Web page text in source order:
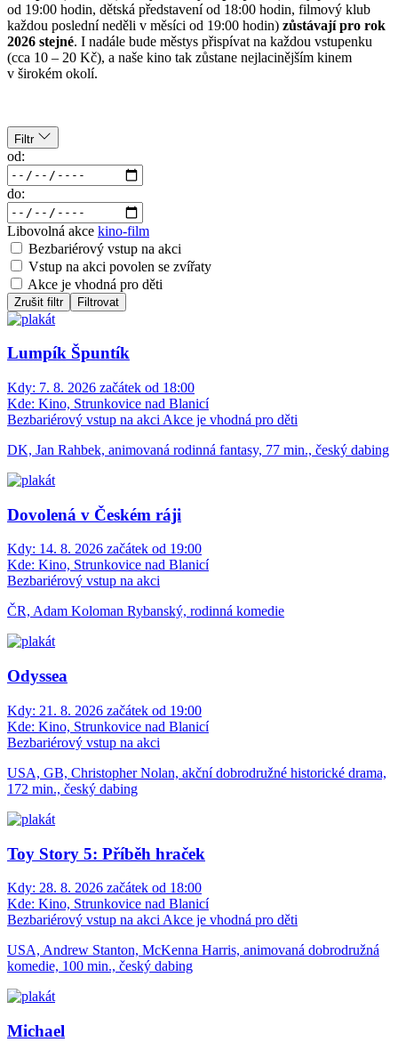
od 19:00 hodin, dětská představení od 18:00 hodin, filmový klub
každou poslední neděli v měsíci od 19:00 hodin) zůstávají pro rok
2026 stejné. I nadále bude městys přispívat na každou vstupenku
(cca 10 – 20 Kč), a naše kino tak zůstane nejlacinějším kinem
v širokém okolí.
Filtr
od:
do:
Libovolná akce kino-film
Bezbariérový vstup na akci
Vstup na akci povolen se zvířaty
Akce je vhodná pro děti
Zrušit filtr Filtrovat
Lumpík Špuntík
Kdy: 7. 8. 2026 začátek od 18:00
Kde: Kino, Strunkovice nad Blanicí
Bezbariérový vstup na akci Akce je vhodná pro děti
DK, Jan Rahbek, animovaná rodinná fantasy, 77 min., český dabing
Dovolená v Českém ráji
Kdy: 14. 8. 2026 začátek od 19:00
Kde: Kino, Strunkovice nad Blanicí
Bezbariérový vstup na akci
ČR, Adam Koloman Rybanský, rodinná komedie
Odyssea
Kdy: 21. 8. 2026 začátek od 19:00
Kde: Kino, Strunkovice nad Blanicí
Bezbariérový vstup na akci
USA, GB, Christopher Nolan, akční dobrodružné historické drama,
172 min., český dabing
Toy Story 5: Příběh hraček
Kdy: 28. 8. 2026 začátek od 18:00
Kde: Kino, Strunkovice nad Blanicí
Bezbariérový vstup na akci Akce je vhodná pro děti
USA, Andrew Stanton, McKenna Harris, animovaná dobrodružná
komedie, 100 min., český dabing
Michael